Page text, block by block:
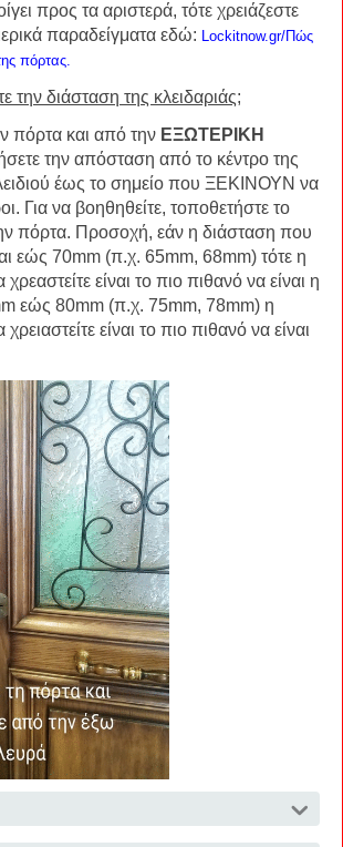
προς τα αριστερά, τότε χρειάζεστε
παραδείγματα εδώ: Lockitnow.gr/Πώς
πόρτας.
την διάσταση της κλειδαριάς;
πόρτα και από την ΕΞΩΤΕΡΙΚΗ
την απόσταση από το κέντρο της
έως το σημείο που ΞΕΚΙΝΟΥΝ να
Για να βοηθηθείτε, τοποθετήστε το
πόρτα. Προσοχή, εάν η διάσταση που
εώς 70mm (π.χ. 65mm, 68mm) τότε η
είναι το πιο πιθανό να είναι η
εώς 80mm (π.χ. 75mm, 78mm) η
είναι το πιο πιθανό να είναι